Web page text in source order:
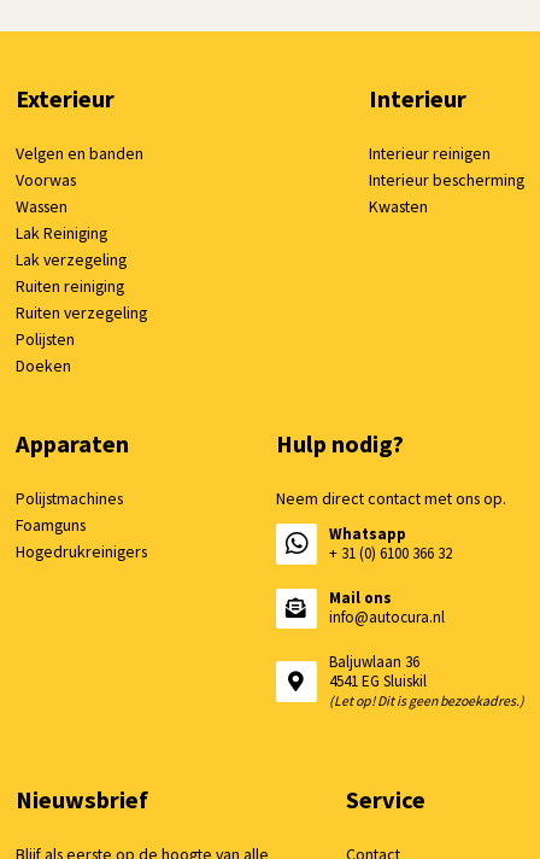
Exterieur
Velgen en banden
Voorwas
Wassen
Lak Reiniging
Lak verzegeling
Ruiten reiniging
Ruiten verzegeling
Polijsten
Doeken
Interieur
Interieur reinigen
Interieur bescherming
Kwasten
Apparaten
Polijstmachines
Foamguns
Hogedrukreinigers
Hulp nodig?
Neem direct contact met ons op.
Whatsapp
+ 31 (0) 6100 366 32
Mail ons
info@autocura.nl
Baljuwlaan 36
4541 EG Sluiskil
(Let op! Dit is geen bezoekadres.)
Nieuwsbrief
Blijf als eerste op de hoogte van alle
Service
Contact